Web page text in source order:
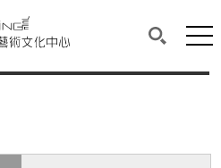
中心
區。有本網站主要連結。
文化中心
搜尋(開
網
要內容區。